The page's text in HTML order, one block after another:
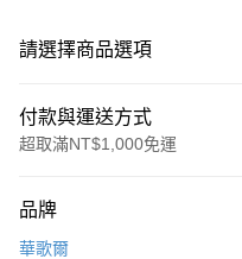
請選擇商品選項
付款與運送方式
超取滿NT$1,000免運
信用卡一次付款
品牌
華歌爾